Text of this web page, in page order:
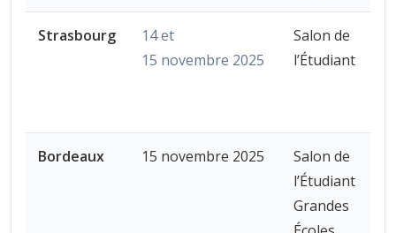
Strasbourg
14 et
15 novembre 2025
Salon de
l’Étudiant
Bordeaux 15 novembre 2025
Salon de
l’Étudiant
Grandes